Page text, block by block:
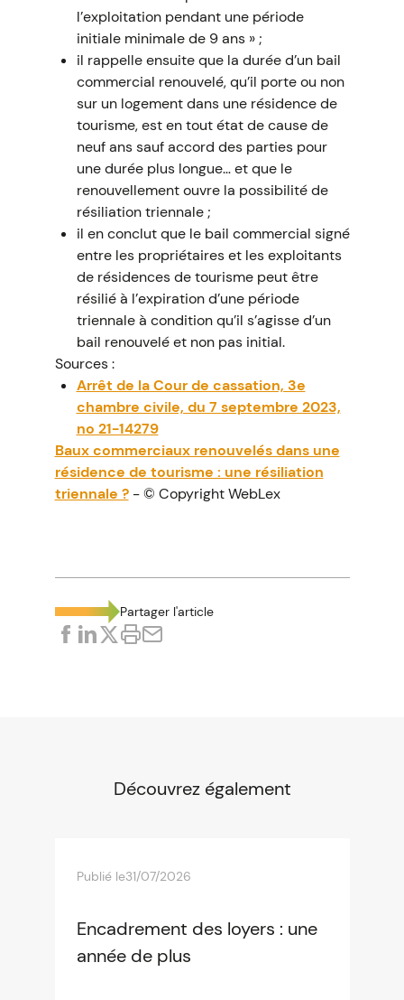
l’exploitation pendant une période
initiale minimale de 9 ans » ;
il rappelle ensuite que la durée d’un bail
commercial renouvelé, qu’il porte ou non
sur un logement dans une résidence de
tourisme, est en tout état de cause de
neuf ans sauf accord des parties pour
une durée plus longue… et que le
renouvellement ouvre la possibilité de
résiliation triennale ;
il en conclut que le bail commercial signé
entre les propriétaires et les exploitants
de résidences de tourisme peut être
résilié à l’expiration d’une période
triennale à condition qu’il s’agisse d’un
bail renouvelé et non pas initial.
Sources :
Arrêt de la Cour de cassation, 3e
chambre civile, du 7 septembre 2023,
no 21-14279
Baux commerciaux renouvelés dans une
résidence de tourisme : une résiliation
triennale ?- © Copyright WebLex
Partager l'article
Découvrez également
Publié le31/07/2026
Encadrement des loyers : une
année de plus